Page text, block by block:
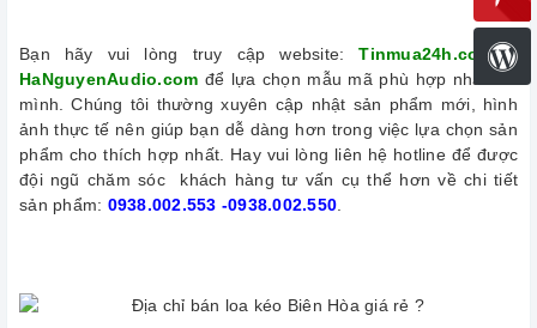
Bạn hãy vui lòng truy cập website:Tinmua24h.com –
HaNguyenAudio.com để lựa chọn mẫu mã phù hợp nhất với
mình. Chúng tôi thường xuyên cập nhật sản phẩm mới, hình
ảnh thực tế nên giúp bạn dễ dàng hơn trong việc lựa chọn sản
phẩm cho thích hợp nhất. Hay vui lòng liên hệ hotline để được
đội ngũ chăm sóc khách hàng tư vấn cụ thể hơn về chi tiết
sản phẩm: 0938.002.553 -0938.002.550